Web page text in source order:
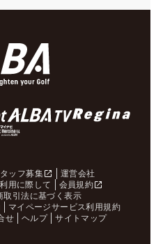
ッフ募集
運営会社
用に際して
会員規約
取引法に基づく表示
マイページサービス利用規約
せ ヘルプ サイトマップ